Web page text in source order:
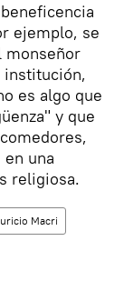
ejemplo, se
monseñor
institución,
es algo que
y que
una
religiosa.
Macri